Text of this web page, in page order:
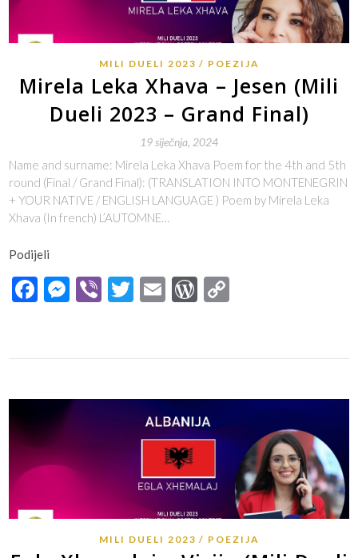
MILI DUELI 2023 POEZIJA
Mirela Leka Xhava – Jesen (Mili
Dueli 2023 – Grand Final)
19 siječnja, 2024
Name and surname: Mirela Leka Xhava Poem for the 4th and 5th
round (Final / Grand Final): (TRANSLATION INTO MONTENEGRIN
+ YOUR NATIVE / ENGLISH LANGUAGE ) Poem by Mirela Leka
Xhava (In french) L’AUTOMNE…
Podijeli
Facebook
Messenger
ViberTwitter
EmailWordPress
MILI DUELI 2023 POEZIJA